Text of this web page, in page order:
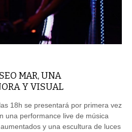
MAR, UNA
Y VISUAL
18h se presentará por primera vez
una performance live de música
y una escultura de luces